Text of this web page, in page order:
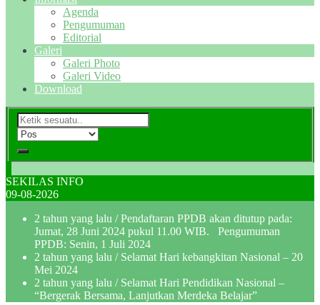
Agenda
Pengumuman
Editorial
Galeri
Galeri Photo
Galeri Video
Download
SEKILAS INFO
09-08-2026
2 tahun yang lalu / Pendaftaran PPDB akan ditutup pada:
Jumat, 28 Juni 2024 pukul 11.00 WIB. Pengumuman
PPDB: Senin, 1 Juli 2024
2 tahun yang lalu / Selamat Hari kebangkitan Nasional – 20
Mei 2024
2 tahun yang lalu / Selamat Hari Pendidikan Nasional –
“Bergerak Bersama, Lanjutkan Merdeka Belajar”